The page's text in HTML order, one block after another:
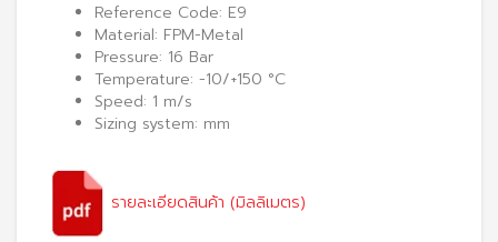
Reference Code: E9
Material: FPM-Metal
Pressure: 16 Bar
Temperature: -10/+150 °C
Speed: 1 m/s
Sizing system: mm
รายละเอียดสินค้า (มิลลิเมตร)